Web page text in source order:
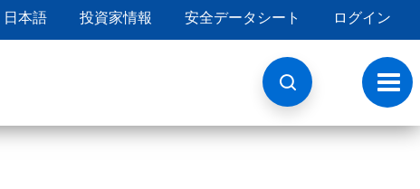
日本語 投資家情報 安全データシート ログイン
ト
グ
ル
ナ